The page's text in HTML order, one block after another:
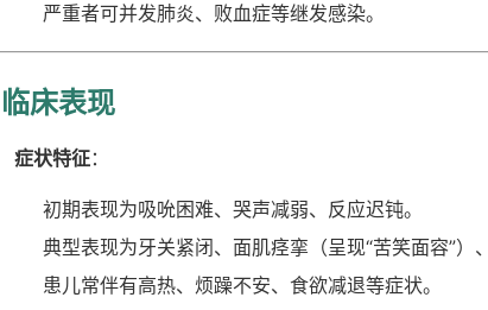
严重者可并发肺炎、败血症等继发感染。
临床表现
症状特征：
初期表现为吸吮困难、哭声减弱、反应迟钝。
典型表现为牙关紧闭、面肌痉挛（呈现“苦笑面容”）
患儿常伴有高热、烦躁不安、食欲减退等症状。